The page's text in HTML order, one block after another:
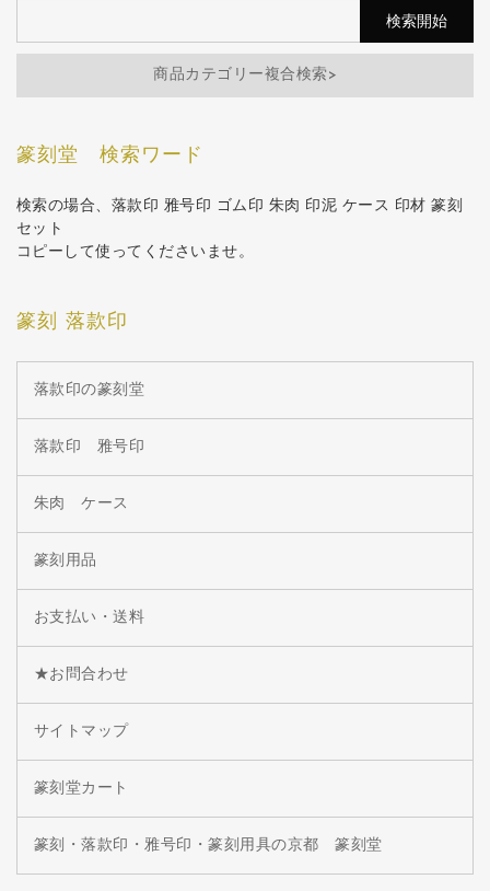
商品カテゴリー複合検索>
篆刻堂 検索ワード
検索の場合、落款印 雅号印 ゴム印 朱肉 印泥 ケース 印材 篆刻
セット
コピーして使ってくださいませ。
篆刻 落款印
落款印の篆刻堂
落款印 雅号印
朱肉 ケース
篆刻用品
お支払い・送料
★お問合わせ
サイトマップ
篆刻堂カート
篆刻・落款印・雅号印・篆刻用具の京都 篆刻堂